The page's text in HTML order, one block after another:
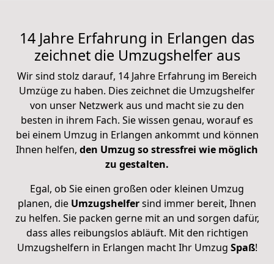
14 Jahre Erfahrung in Erlangen das
zeichnet die Umzugshelfer aus
Wir sind stolz darauf, 14 Jahre Erfahrung im Bereich
Umzüge zu haben. Dies zeichnet die Umzugshelfer
von unser Netzwerk aus und macht sie zu den
besten in ihrem Fach. Sie wissen genau, worauf es
bei einem Umzug in Erlangen ankommt und können
Ihnen helfen, den Umzug so stressfrei wie möglich
zu gestalten.
Egal, ob Sie einen großen oder kleinen Umzug
planen, die Umzugshelfersind immer bereit, Ihnen
zu helfen. Sie packen gerne mit an und sorgen dafür,
dass alles reibungslos abläuft. Mit den richtigen
Umzugshelfern in Erlangen macht Ihr Umzug Spaß!